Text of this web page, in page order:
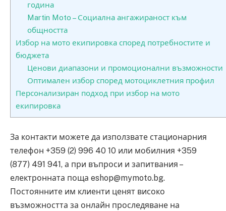
година
Martin Moto – Социална ангажираност към
общността
Избор на мото екипировка според потребностите и
бюджета
Ценови диапазони и промоционални възможности
Оптимален избор според мотоциклетния профил
Персонализиран подход при избор на мото
екипировка
За контакти можете да използвате стационарния
телефон +359 (2) 996 40 10 или мобилния +359
(877) 491 941, а при въпроси и запитвания –
електронната поща eshop@mymoto.bg.
Постоянните им клиенти ценят високо
възможността за онлайн проследяване на